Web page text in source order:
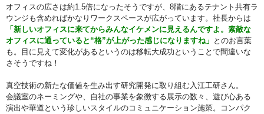
オフィスの広さは約1.5倍になったそうですが、8階にあるテナント共有ラ
ウンジも含めればかなりワークスペースが広がっています。社長からは
「新しいオフィスに来てからみんなイケメンに見えるんですよ。素敵な
オフィスに通っていると“格”が上がった感じになりますね」 とのお言葉
も。目に見えて変化があるというのは移転大成功ということで間違いな
さそうですね！
真空技術の新たな価値を⽣み出す研究開発に取り組む入江工研さん。
会議室のネーミングや、自社の事業を象徴する展示の数々、遊び心ある
演出や華道という珍しいスタイルのコミュニケーション施策。コンパク